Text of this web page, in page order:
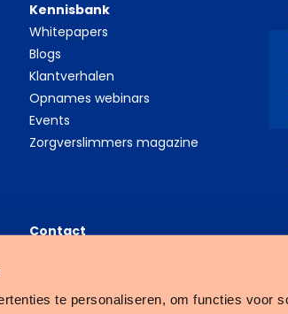
te personaliseren, om functies voor
Kennisbank
Whitepapers
Blogs
Klantverhalen
Opnames webinars
Events
Zorgverslimmers magazine
Contact
3534 AM Utrecht
Schrijf